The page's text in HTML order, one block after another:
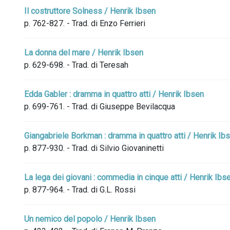
Il costruttore Solness / Henrik Ibsen
p. 762-827. - Trad. di Enzo Ferrieri
La donna del mare / Henrik Ibsen
p. 629-698. - Trad. di Teresah
Edda Gabler : dramma in quattro atti / Henrik Ibsen
p. 699-761. - Trad. di Giuseppe Bevilacqua
Giangabriele Borkman : dramma in quattro atti / Henrik
p. 877-930. - Trad. di Silvio Giovaninetti
La lega dei giovani : commedia in cinque atti / Henrik
p. 877-964. - Trad. di G.L. Rossi
Un nemico del popolo / Henrik Ibsen